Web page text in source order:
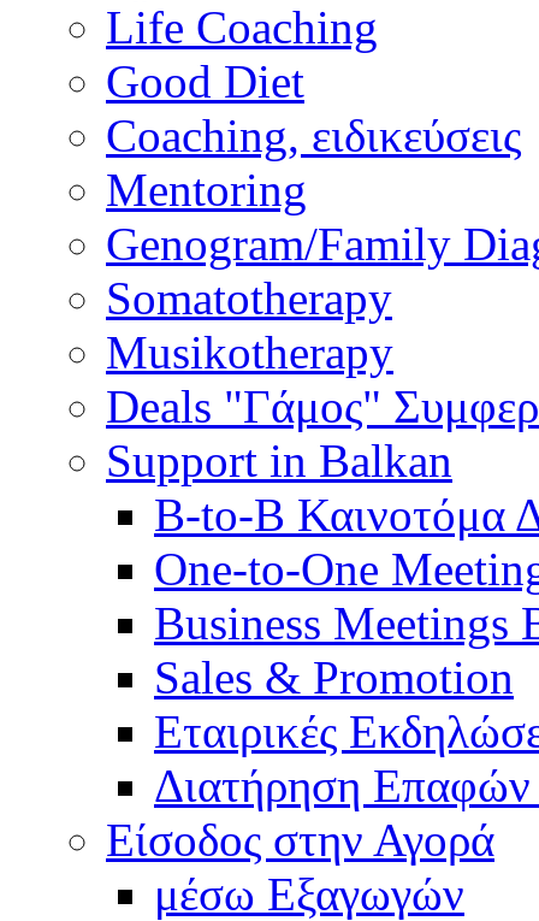
Life Coaching
Good Diet
Coaching, ειδικεύσεις
Mentoring
Genogram/Family
Somatotherapy
Musikotherapy
Deals "Γάμος"
Support in Balkan
B-to-B Καινοτόμα
One-to-One
Business Meetings
Sales & Promotion
Εταιρικές
Διατήρηση
Είσοδος στην Αγορά
μέσω Εξαγωγών